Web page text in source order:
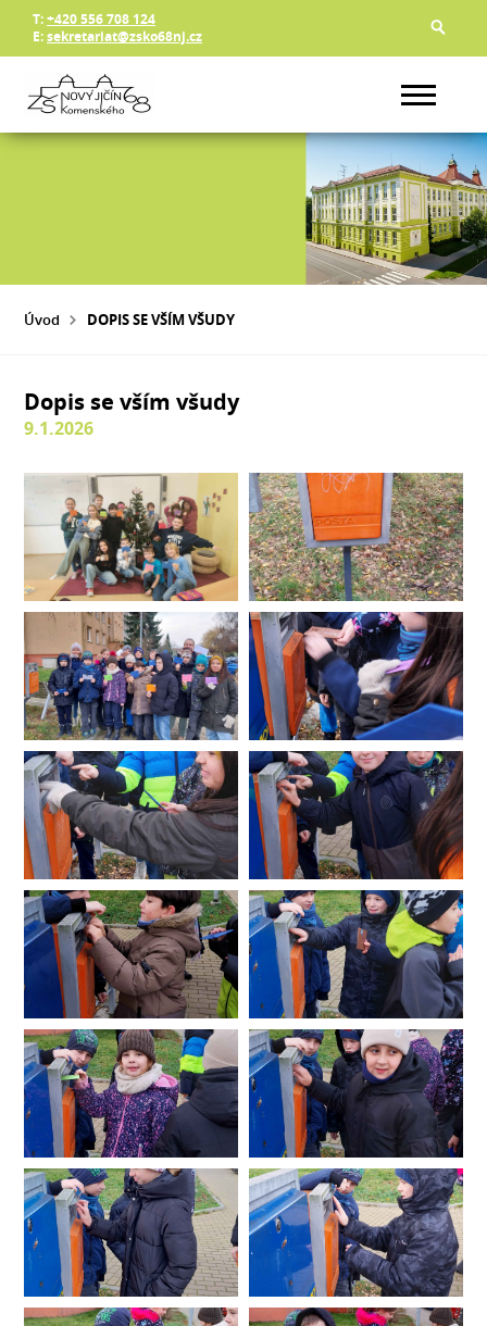
T:+420 556 708 124
E:sekretariat@zsko68nj.cz
Úvod DOPIS SE VŠÍM VŠUDY
Dopis se vším všudy
9.1.2026